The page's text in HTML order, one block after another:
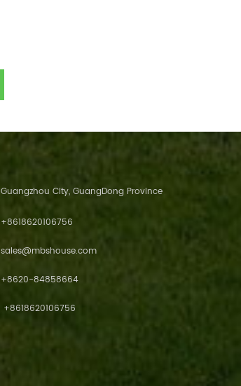
Guangzhou City, GuangDong Province
+8618620106756
sales@mbshouse.com
+8620-84858664
+8618620106756